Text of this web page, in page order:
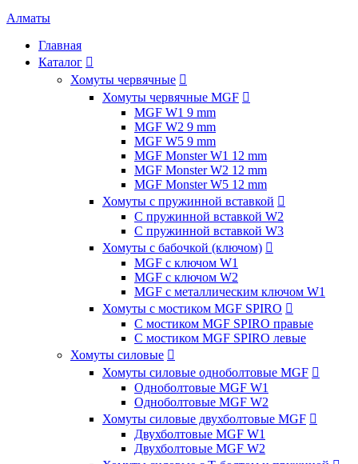
Алматы
Главная
Каталог 
Хомуты червячные 
Хомуты червячные MGF 
MGF W1 9 mm
MGF W2 9 mm
MGF W5 9 mm
MGF Monster W1 12 mm
MGF Monster W2 12 mm
MGF Monster W5 12 mm
Хомуты с пружинной вставкой 
С пружинной вставкой W2
С пружинной вставкой W3
Хомуты с бабочкой (ключом) 
MGF с ключом W1
MGF с ключом W2
MGF с металлическим ключом W1
Хомуты с мостиком MGF SPIRO 
С мостиком MGF SPIRO правые
С мостиком MGF SPIRO левые
Хомуты силовые 
Хомуты силовые одноболтовые MGF 
Одноболтовые MGF W1
Одноболтовые MGF W2
Хомуты силовые двухболтовые MGF 
Двухболтовые MGF W1
Двухболтовые MGF W2